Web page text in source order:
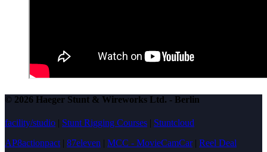
© 2026 Haeger Stunt & Wireworks Ltd. - Berlin
facility/studio | Stunt Rigging Courses | Stuntcloud
AP8actionpact | 87eleven | MCC - MovieCamCar| Reel Deal